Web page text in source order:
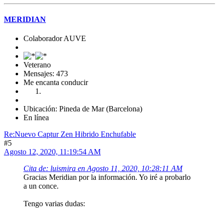
MERIDIAN
Colaborador AUVE
Veterano
Mensajes: 473
Me encanta conducir
Ubicación: Pineda de Mar (Barcelona)
En línea
Re:Nuevo Captur Zen Hibrido Enchufable
#5
Agosto 12, 2020, 11:19:54 AM
Cita de: luismira en Agosto 11, 2020, 10:28:11 AM
Gracias Meridian por la información. Yo iré a probarlo
a un conce.
Tengo varias dudas: